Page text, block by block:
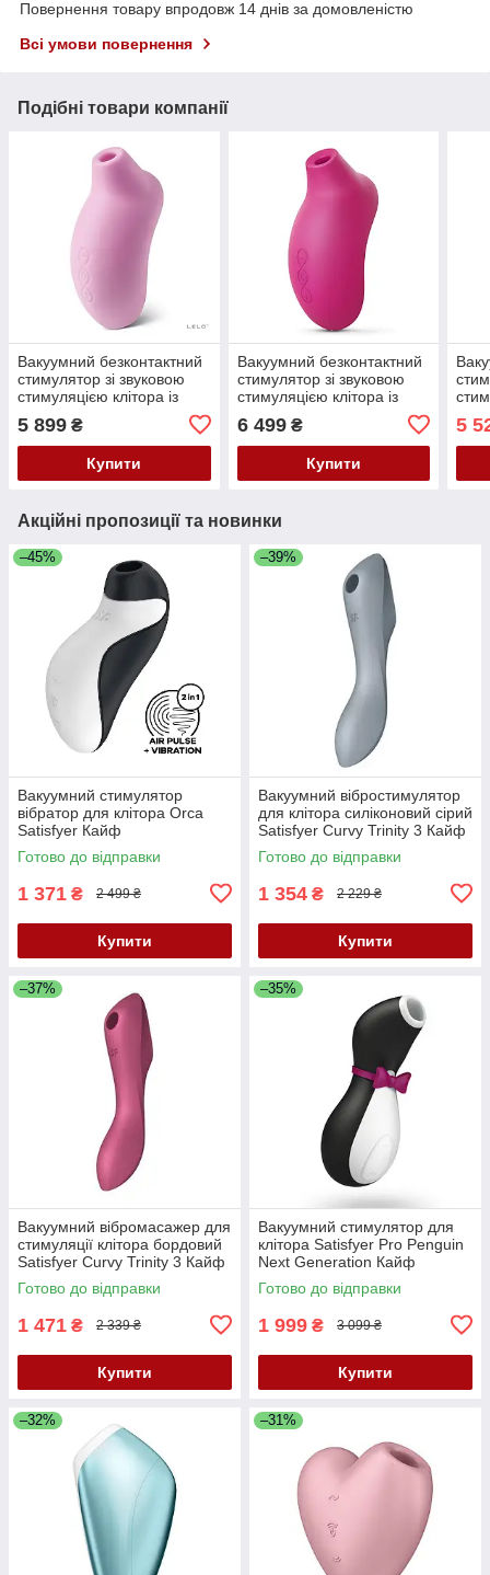
Повернення товару впродовж 14 днів за домовленістю
Всі умови повернення
Подібні товари компанії
Вакуумний безконтактний
стимулятор зі звуковою
стимуляцією клітора із
рожевого кольору Lelo
Sona Cruise
5 899 ₴
Купити
Вакуумний безконтактний
стимулятор зі звуковою
стимуляцією клітора із
вишневого кольору Lelo
Sona 2 Кайф
6 499₴
Купити
5
Акційні пропозиції та новинки
–45%
Вакуумний стимулятор
вібратор для клітора Orca
Satisfyer Кайф
Готово до відправки
1 371 ₴ 2 499 ₴
Купити
–39%
Вакуумний вібростимулятор
для клітора силіконовий сірий
Satisfyer Curvy Trinity 3 Кайф
Готово до відправки
1 354 ₴ 2 229 ₴
Купити
–37%
Вакуумний вібромасажер для
стимуляції клітора бордовий
Satisfyer Curvy Trinity 3 Кайф
Готово до відправки
1 471 ₴ 2 339 ₴
Купити
–35%
Вакуумний стимулятор для
клітора Satisfyer Pro Penguin
Next Generation Кайф
Готово до відправки
1 999 ₴ 3 099 ₴
Купити
–32% –31%